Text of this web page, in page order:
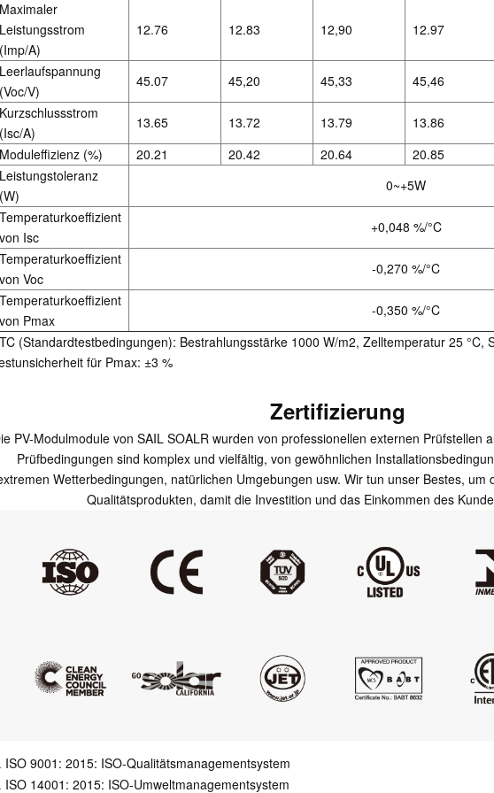
Maximaler
Leistungsstrom
(Imp/A)
12.76 12.83 12,90 12.97
Leerlaufspannung
(Voc/V)
45.07 45,20 45,33 45,46
Kurzschlussstrom
(Isc/A)
13.65 13.72 13.79 13.86
Moduleffizienz (%)
20.21 20.42 20.64 20.85
Leistungstoleranz
(W)
0~+5W
Temperaturkoeffizient
von Isc
+0,048 %/°C
Temperaturkoeffizient
von Voc
-0,270 %/°C
Temperaturkoeffizient
von Pmax
-0,350 %/°C
(Standardtestbedingungen): Bestrahlungsstärke 1000 W/m2, Zelltemperatur 25 °C,
für Pmax: ±3 %
Zertifizierung
PV-Modulmodule von SAIL SOALR wurden von professionellen externen Prüfstellen
Prüfbedingungen sind komplex und vielfältig, von gewöhnlichen
Wetterbedingungen, natürlichen Umgebungen usw. Wir tun unser Bestes, um
Qualitätsprodukten, damit die Investition und das Einkommen des
ISO 9001: 2015: ISO-Qualitätsmanagementsystem
ISO 14001: 2015: ISO-Umweltmanagementsystem